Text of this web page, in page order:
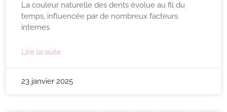
La couleur naturelle des dents évolue au fil du
temps, influencée par de nombreux facteurs
internes
Lire la suite
23 janvier 2025